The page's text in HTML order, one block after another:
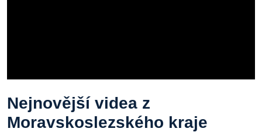
Nejnovější videa z
Moravskoslezského kraje